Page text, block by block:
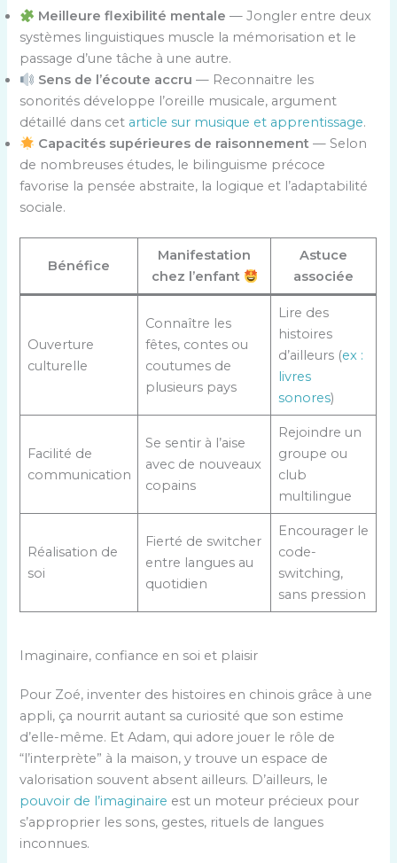
Meilleure flexibilité mentale — Jongler entre deux
systèmes linguistiques muscle la mémorisation et le
passage d’une tâche à une autre.
Sens de l’écoute accru — Reconnaitre les
sonorités développe l’oreille musicale, argument
détaillé dans cet article sur musique et apprentissage.
Capacités supérieures de raisonnement — Selon
de nombreuses études, le bilinguisme précoce
favorise la pensée abstraite, la logique et l’adaptabilité
sociale.
Bénéfice
Manifestation
chez l’enfant
Astuce
associée
Ouverture
culturelle
Connaître les
fêtes, contes ou
coutumes de
plusieurs pays
Lire des
histoires
d’ailleurs (ex :
livres
sonores)
Facilité de
communication
Se sentir à l’aise
avec de nouveaux
copains
Rejoindre un
groupe ou
club
multilingue
Réalisation de
soi
Fierté de switcher
entre langues au
quotidien
Encourager le
code-
switching,
sans pression
Imaginaire, confiance en soi et plaisir
Pour Zoé, inventer des histoires en chinois grâce à une
appli, ça nourrit autant sa curiosité que son estime
d’elle-même. Et Adam, qui adore jouer le rôle de
“l’interprète” à la maison, y trouve un espace de
valorisation souvent absent ailleurs. D’ailleurs, le
pouvoir de l’imaginaire est un moteur précieux pour
s’approprier les sons, gestes, rituels de langues
inconnues.